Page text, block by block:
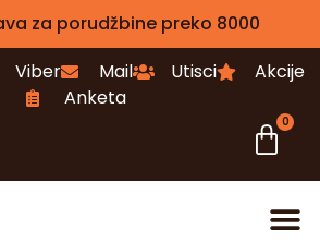
za porudžbine preko 8000
Viber Mail Utisci
Akcije
Anketa
0